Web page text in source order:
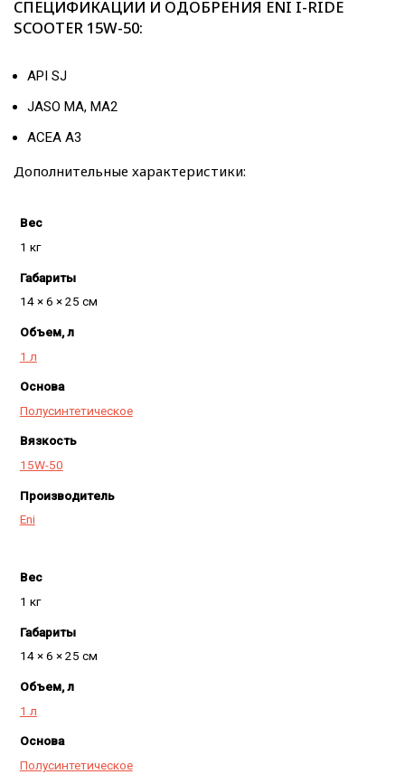
СПЕЦИФИКАЦИИ И ОДОБРЕНИЯ ENI I-RIDE
SCOOTER 15W-50:
API SJ
JASO MA, MA2
ACEA A3
Дополнительные характеристики:
Вес
1 кг
Габариты
14 × 6 × 25 см
Объем, л
1 л
Основа
Полусинтетическое
Вязкость
15W-50
Производитель
Eni
Вес
1 кг
Габариты
14 × 6 × 25 см
Объем, л
1 л
Основа
Полусинтетическое